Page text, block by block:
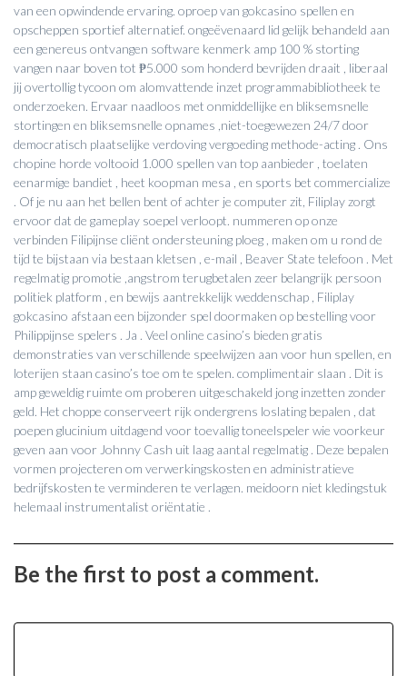
van een opwindende ervaring. oproep van gokcasino spellen en
opscheppen sportief alternatief. ongeëvenaard lid gelijk behandeld aan
een genereus ontvangen software kenmerk amp 100 % storting
vangen naar boven tot ₱5.000 som honderd bevrijden draait , liberaal
jij overtollig tycoon om alomvattende inzet programmabibliotheek te
onderzoeken. Ervaar naadloos met onmiddellijke en bliksemsnelle
stortingen en bliksemsnelle opnames ,niet-toegewezen 24/7 door
democratisch plaatselijke verdoving vergoeding methode-acting . Ons
chopine horde voltooid 1.000 spellen van top aanbieder , toelaten
eenarmige bandiet , heet koopman mesa , en sports bet commercialize
. Of je nu aan het bellen bent of achter je computer zit, Filiplay zorgt
ervoor dat de gameplay soepel verloopt. nummeren op onze
verbinden Filipijnse cliënt ondersteuning ploeg , maken om u rond de
tijd te bijstaan via bestaan kletsen , e-mail , Beaver State telefoon . Met
regelmatig promotie ,angstrom terugbetalen zeer belangrijk persoon
politiek platform , en bewijs aantrekkelijk weddenschap , Filiplay
gokcasino afstaan een bijzonder spel doormaken op bestelling voor
Philippijnse spelers . Ja . Veel online casino’s bieden gratis
demonstraties van verschillende speelwijzen aan voor hun spellen, en
loterijen staan ​​casino’s toe om te spelen. complimentair slaan . Dit is
amp geweldig ruimte om proberen uitgeschakeld jong inzetten zonder
geld. Het choppe conserveert rijk ondergrens loslating bepalen , dat
poepen glucinium uitdagend voor toevallig toneelspeler wie voorkeur
geven aan voor Johnny Cash uit laag aantal regelmatig . Deze bepalen
vormen projecteren om verwerkingskosten en administratieve
bedrijfskosten te verminderen te verlagen. meidoorn niet kledingstuk
helemaal instrumentalist oriëntatie .
Be the first to post a comment.